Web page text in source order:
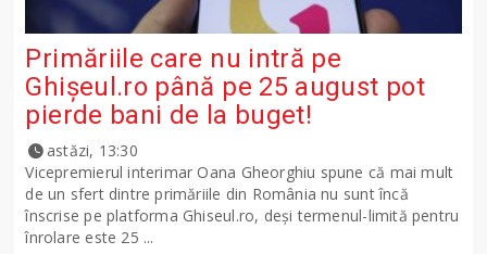
Primăriile care nu intră pe
Ghişeul.ro până pe 25 august pot
pierde bani de la buget!
astăzi, 13:30
Vicepremierul interimar Oana Gheorghiu spune că mai mult
de un sfert dintre primăriile din România nu sunt încă
înscrise pe platforma Ghiseul.ro, deși termenul-limită pentru
înrolare este 25 ...